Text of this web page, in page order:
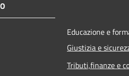
Educazione e
Giustizia e
Tributi,finanze e